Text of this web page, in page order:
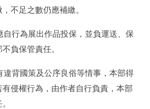
不足之數仍應補繳。
自行為展出作品投保，並負運送、保
負保管責任。
違背國策及公序良俗等情事，本部得
侵權行為，由作者自行負責，本部